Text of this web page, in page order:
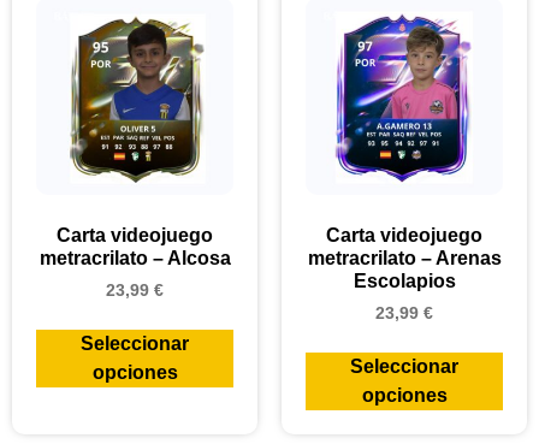
Carta videojuego
metracrilato – Alcosa
23,99 €
Seleccionar
opciones
Carta videojuego
metracrilato – Arenas
Escolapios
23,99 €
Seleccionar
opciones